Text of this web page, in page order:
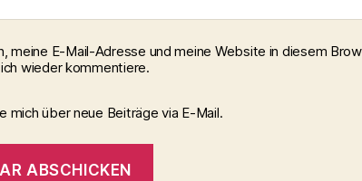
meine E-Mail-Adresse und meine Website in diesem
wieder kommentiere.
mich über neue Beiträge via E-Mail.